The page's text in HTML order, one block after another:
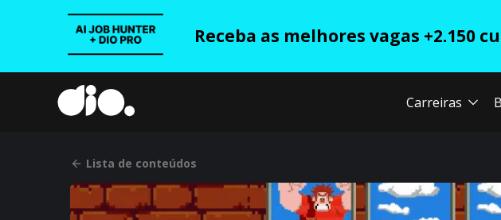
Receba as melhores vagas +2.150
Carreiras
Lista de conteúdos